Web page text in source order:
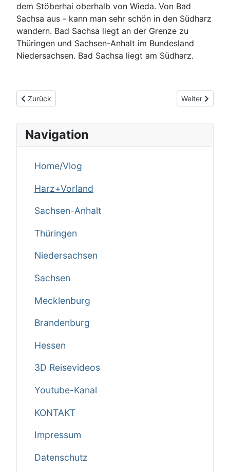
Navigation
Home/Vlog
Harz+Vorland
Sachsen-Anhalt
Thüringen
Niedersachsen
Sachsen
Mecklenburg
Brandenburg
Hessen
3D Reisevideos
Youtube-Kanal
KONTAKT
Impressum
Datenschutz
dem Stöberhai oberhalb von Wieda. Von Bad
Sachsa aus - kann man sehr schön in den Südharz
wandern. Bad Sachsa liegt an der Grenze zu
Thüringen und Sachsen-Anhalt im Bundesland
Niedersachsen. Bad Sachsa liegt am Südharz.
Vorheriger Beitrag: Bad Lauterberg
Zurück Nächster
Weiter